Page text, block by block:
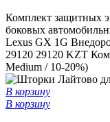
Комплект защитных
боковых
Lexus GX 1G
29120 29120 KZT
Medium / 10-20%)
В корзину
В корзину